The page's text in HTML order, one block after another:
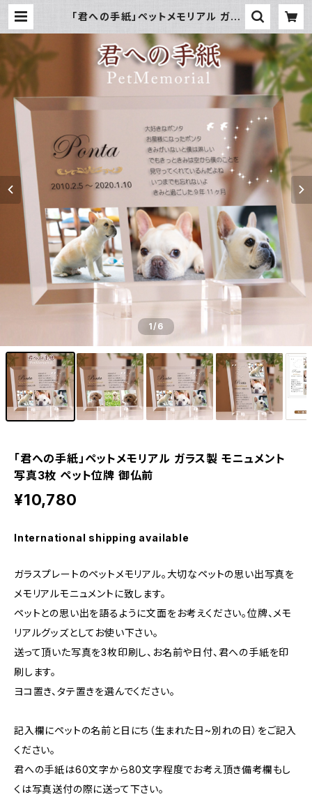
「君への手紙」ペットメモリアル ガラ
牌 御仏前 | チクタク屋 ココ！ 写真
時計・名入れ・オーダーメイド時計の
通販
1/6
「君への手紙」ペットメモリアル ガラス製 モニュメント
写真3枚 ペット位牌 御仏前
¥10,780
International shipping available
ガラスプレートのペットメモリアル。大切なペットの思い出写真を
メモリアルモニュメントに致します。
ペットとの思い出を語るように文面をお考えください。位牌、メモ
リアルグッズとしてお使い下さい。
送って頂いた写真を3枚印刷し、お名前や日付、君への手紙を印
刷します。
ヨコ置き、タテ置きを選んでください。
記入欄にペットの名前と日にち（生まれた日~別れの日）をご記入
ください。
君への手紙は60文字から80文字程度でお考え頂き備考欄もし
くは写真送付の際に送って下さい。